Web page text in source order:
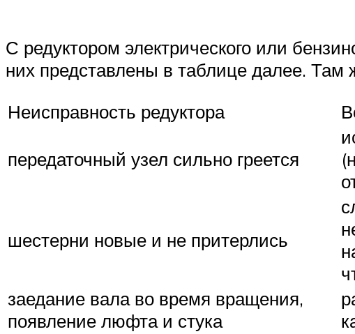
С редуктором электрического или
них представлены в таблице далее.
Неисправность редуктора
передаточный узел сильно греется
шестерни новые и не притерлись
заедание вала во время вращения,
появление люфта и стука